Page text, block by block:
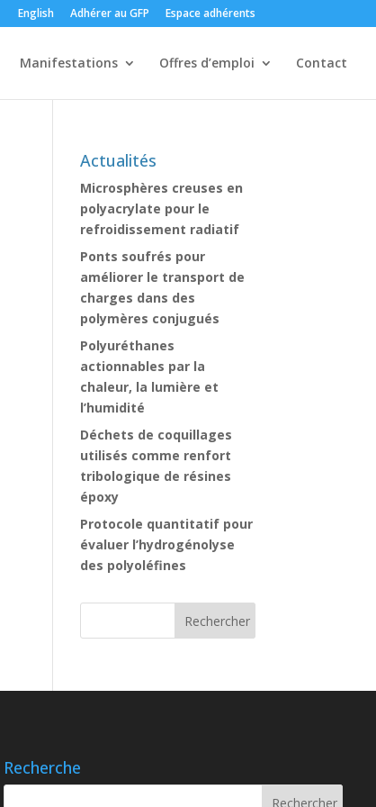
English Adhérer au GFP Espace adhérents
Manifestations Offres d’emploi Contact
Actualités
Microsphères creuses en
polyacrylate pour le
refroidissement radiatif
Ponts soufrés pour
améliorer le transport de
charges dans des
polymères conjugués
Polyuréthanes
actionnables par la
chaleur, la lumière et
l’humidité
Déchets de coquillages
utilisés comme renfort
tribologique de résines
époxy
Protocole quantitatif pour
évaluer l’hydrogénolyse
des polyoléfines
Recherche